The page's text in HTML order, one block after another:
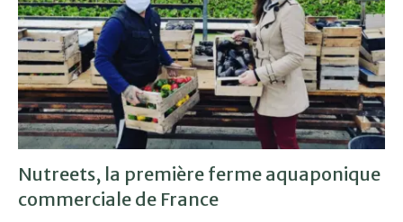
Nutreets, la première ferme aquaponique
commerciale de France